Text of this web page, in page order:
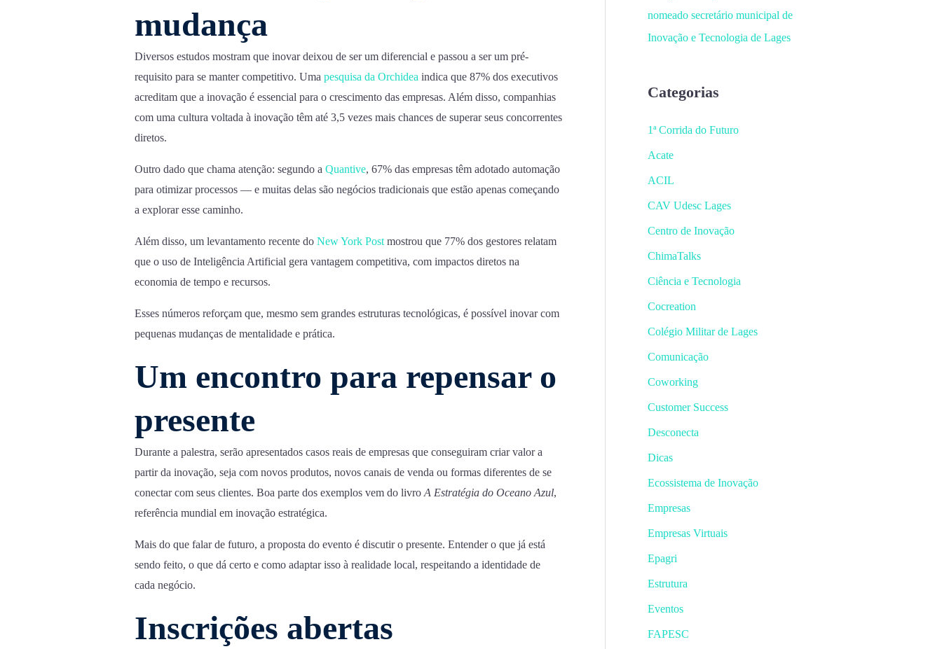
mudança
Diversos estudos mostram que inovar deixou de ser um diferencial e passou a ser um pré-
requisito para se manter competitivo. Uma pesquisa da Orchidea indica que 87% dos executivos
acreditam que a inovação é essencial para o crescimento das empresas. Além disso, companhias
com uma cultura voltada à inovação têm até 3,5 vezes mais chances de superar seus concorrentes
diretos.
Outro dado que chama atenção: segundo a Quantive, 67% das empresas têm adotado automação
para otimizar processos — e muitas delas são negócios tradicionais que estão apenas começando
a explorar esse caminho.
Além disso, um levantamento recente do New York Post mostrou que 77% dos gestores relatam
que o uso de Inteligência Artificial gera vantagem competitiva, com impactos diretos na
economia de tempo e recursos.
Esses números reforçam que, mesmo sem grandes estruturas tecnológicas, é possível inovar com
pequenas mudanças de mentalidade e prática.
Um encontro para repensar o
presente
Durante a palestra, serão apresentados casos reais de empresas que conseguiram criar valor a
partir da inovação, seja com novos produtos, novos canais de venda ou formas diferentes de se
conectar com seus clientes. Boa parte dos exemplos vem do livro A Estratégia do Oceano Azul,
referência mundial em inovação estratégica.
Mais do que falar de futuro, a proposta do evento é discutir o presente. Entender o que já está
sendo feito, o que dá certo e como adaptar isso à realidade local, respeitando a identidade de
cada negócio.
Inscrições abertas
nomeado secretário municipal de
Inovação e Tecnologia de Lages
Categorias
1ª Corrida do Futuro
Acate
ACIL
CAV Udesc Lages
Centro de Inovação
ChimaTalks
Ciência e Tecnologia
Cocreation
Colégio Militar de Lages
Comunicação
Coworking
Customer Success
Desconecta
Dicas
Ecossistema de Inovação
Empresas
Empresas Virtuais
Epagri
Estrutura
Eventos
FAPESC